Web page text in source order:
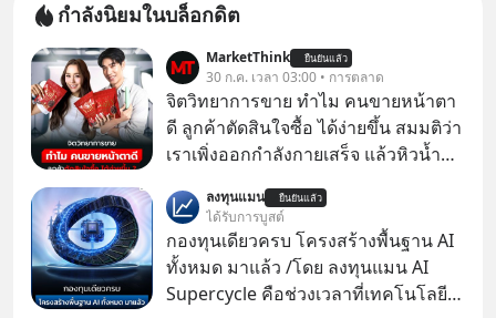
กำลังนิยมในบล็อกดิต
MarketThink ยืนยันแล้ว
30 ก.ค. เวลา 03:00 • การตลาด
จิตวิทยาการขาย ทำไม คนขายหน้าตา
ดี ลูกค้าตัดสินใจซื้อ ได้ง่ายขึ้น สมมติว่า
เราเพิ่งออกกำลังกายเสร็จ แล้วหิวน้ำ
ขายของเหมือนกันทุกอย่าง
ลงทุนแมน ยืนยันแล้ว
ได้รับการบูสต์
กองทุนเดียวครบ โครงสร้างพื้นฐาน AI
ทั้งหมด มาแล้ว /โดย ลงทุนแมน AI
Supercycle คือช่วงเวลาที่เทคโนโลยี